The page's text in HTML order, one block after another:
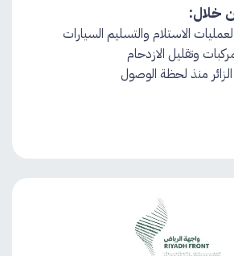
خلال:
لعمليات الاستلام والتسليم السيارات​
وتقليل الازدحام
الزائر منذ لحظة الوصول​